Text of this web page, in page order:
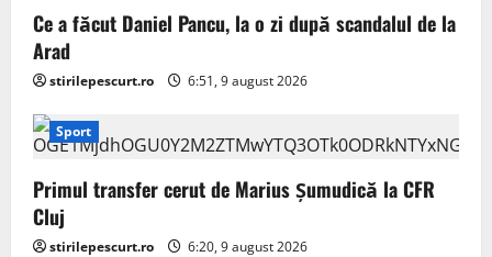
Ce a făcut Daniel Pancu, la o zi după scandalul de la
Arad
stirilepescurt.ro 6:51, 9 august 2026
Sport
Primul transfer cerut de Marius Șumudică la CFR
Cluj
stirilepescurt.ro 6:20, 9 august 2026